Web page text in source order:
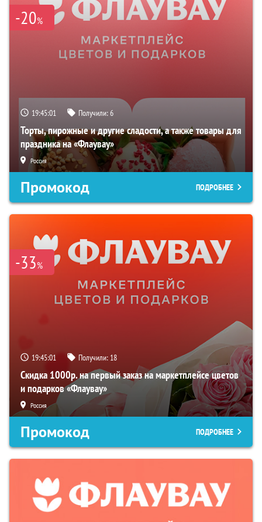
-20%
19:45:00 Получили:6
Торты, пирожные и другие сладости, а также товары для
праздника на «Флаувау»
Россия
Промокод ПОДРОБНЕЕ
-33%
19:45:00 Получили: 18
Скидка 1000р. на первый заказ на маркетплейсе цветов
и подарков «Флаувау»
Россия
Промокод ПОДРОБНЕЕ